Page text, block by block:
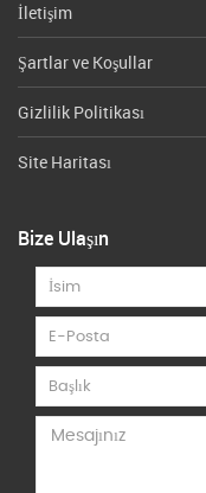
İletişim
Şartlar ve Koşullar
Gizlilik Politikası
Site Haritası
Bize Ulaşın